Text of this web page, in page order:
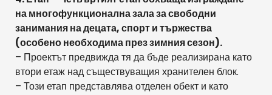
на многофункционална зала за свободни
занимания на децата, спорт и тържества
(особено необходима през зимния сезон).
– Проектът предвижда тя да бъде реализирана като
втори етаж над съществуващия хранителен блок.
– Този етап представлява отделен обект и като